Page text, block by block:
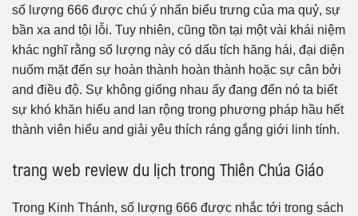
số lượng 666 được chú ý nhấn biểu trưng của ma quỷ, sự
bần xa and tội lỗi. Tuy nhiên, cũng tồn tại một vài khái niệm
khác nghĩ rằng số lượng này có dấu tích hăng hái, đại diện
nuốm mặt đến sự hoàn thành hoàn thành hoặc sự cân bởi
and điều độ. Sự không giống nhau ấy đang đến nó ta biết
sự khó khăn hiểu and lan rộng trong phương pháp hầu hết
thành viên hiểu and giải yêu thích ráng gắng giới linh tính.
trang web review du lịch trong Thiên Chúa Giáo
Trong Kinh Thánh, số lượng 666 được nhắc tới trong sách